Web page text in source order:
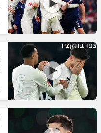
צפו בתקציר